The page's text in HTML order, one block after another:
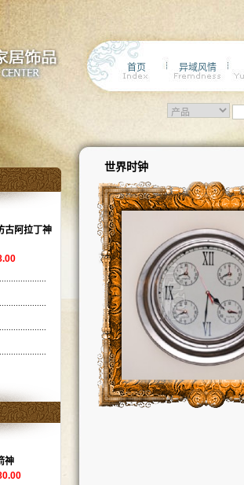
首页 异域风情
古阿拉丁神
神
世界时钟